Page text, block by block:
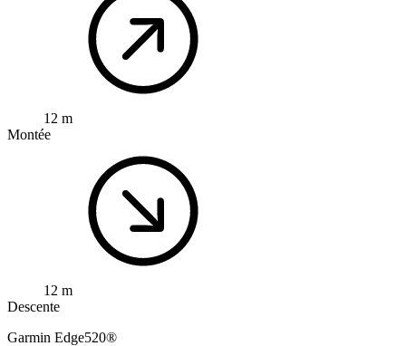
12 m
Montée
12 m
Descente
Garmin Edge520®